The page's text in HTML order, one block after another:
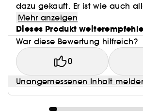
dazu gekauft. Er ist wie auch
Mehr anzeigen
Dieses Produkt
War diese Bewertung hilfreich?
0
Unangemessenen Inhalt